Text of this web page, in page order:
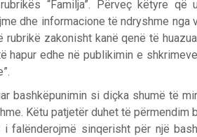
“Familja”. Përveç këtyre
dhe informacione të ndryshme nga
rubrikë zakonisht kanë qenë të
hapur edhe në publikimin e
bashkëpunimin si diçka shumë të
Këtu patjetër duhet të përmendim
falënderojmë sinqerisht për një